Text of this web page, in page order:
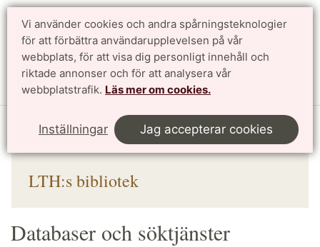
Vi använder cookies och andra spårningsteknologier
för att förbättra användarupplevelsen på vår
webbplats, för att visa dig personligt innehåll och
riktade annonser och för att analysera vår
webbplatstrafik. Läs mer om cookies.
Inställningar Jag accepterar cookies
Sök
Söka & värdera
Databaser och söktjänster
LTH:s bibliotek
Databaser och söktjänster